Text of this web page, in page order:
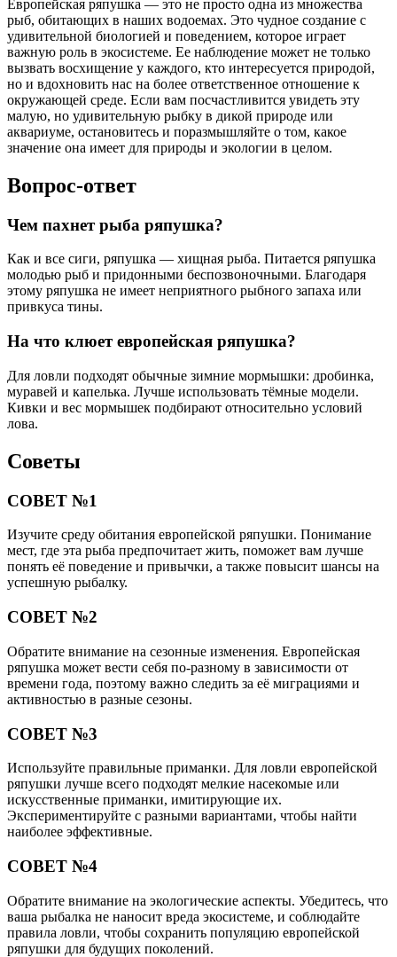
Европейская ряпушка — это не просто одна из множества
рыб, обитающих в наших водоемах. Это чудное создание с
удивительной биологией и поведением, которое играет
важную роль в экосистеме. Ее наблюдение может не только
вызвать восхищение у каждого, кто интересуется природой,
но и вдохновить нас на более ответственное отношение к
окружающей среде. Если вам посчастливится увидеть эту
малую, но удивительную рыбку в дикой природе или
аквариуме, остановитесь и поразмышляйте о том, какое
значение она имеет для природы и экологии в целом.
Вопрос-ответ
Чем пахнет рыба ряпушка?
Как и все сиги, ряпушка — хищная рыба. Питается ряпушка
молодью рыб и придонными беспозвоночными. Благодаря
этому ряпушка не имеет неприятного рыбного запаха или
привкуса тины.
На что клюет европейская ряпушка?
Для ловли подходят обычные зимние мормышки: дробинка,
муравей и капелька. Лучше использовать тёмные модели.
Кивки и вес мормышек подбирают относительно условий
лова.
Советы
СОВЕТ №1
Изучите среду обитания европейской ряпушки. Понимание
мест, где эта рыба предпочитает жить, поможет вам лучше
понять её поведение и привычки, а также повысит шансы на
успешную рыбалку.
СОВЕТ №2
Обратите внимание на сезонные изменения. Европейская
ряпушка может вести себя по-разному в зависимости от
времени года, поэтому важно следить за её миграциями и
активностью в разные сезоны.
СОВЕТ №3
Используйте правильные приманки. Для ловли европейской
ряпушки лучше всего подходят мелкие насекомые или
искусственные приманки, имитирующие их.
Экспериментируйте с разными вариантами, чтобы найти
наиболее эффективные.
СОВЕТ №4
Обратите внимание на экологические аспекты. Убедитесь, что
ваша рыбалка не наносит вреда экосистеме, и соблюдайте
правила ловли, чтобы сохранить популяцию европейской
ряпушки для будущих поколений.